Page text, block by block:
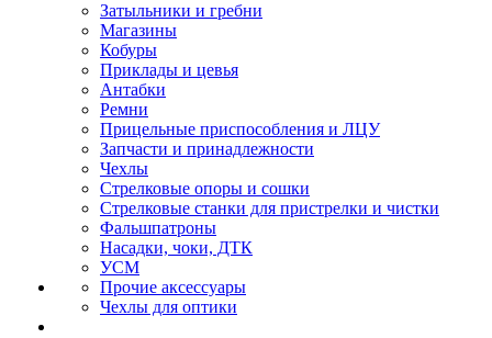
Затыльники и гребни
Магазины
Кобуры
Приклады и цевья
Антабки
Ремни
Прицельные приспособления и ЛЦУ
Запчасти и принадлежности
Чехлы
Стрелковые опоры и сошки
Стрелковые станки для пристрелки и чистки
Фальшпатроны
Насадки, чоки, ДТК
УСМ
Прочие аксессуары
Чехлы для оптики